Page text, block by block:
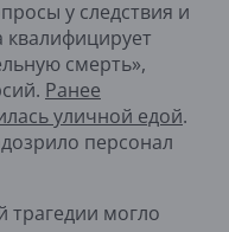
у следствия и
квалифицирует
смерть»,
Ранее
уличной едой.
персонал
трагедии могло